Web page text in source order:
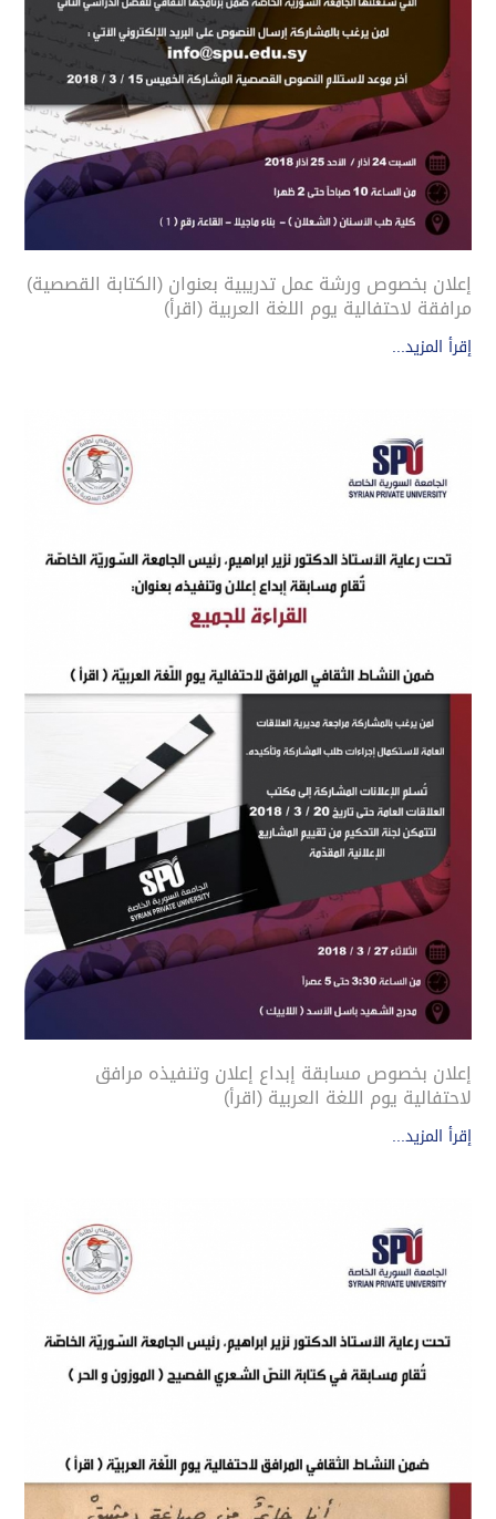
إعلان بخصوص ورشة عمل تدريبية بعنوان (الكتابة القصصية)
مرافقة لاحتفالية يوم اللغة العربية (اقرأ)
إقرأ المزيد...
إعلان بخصوص مسابقة إبداع إعلان وتنفيذه مرافق
لاحتفالية يوم اللغة العربية (اقرأ)
إقرأ المزيد...